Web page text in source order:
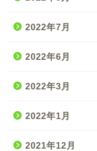
2022年7月
2022年6月
2022年3月
2022年1月
2021年12月